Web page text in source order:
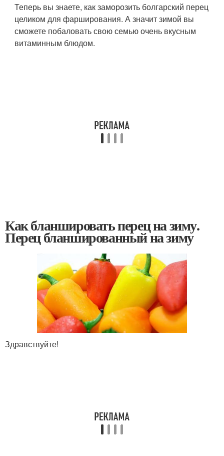
Теперь вы знаете, как заморозить болгарский перец
целиком для фарширования. А значит зимой вы
сможете побаловать свою семью очень вкусным
витаминным блюдом.
Как бланшировать перец на зиму.
Перец бланшированный на зиму
Здравствуйте!